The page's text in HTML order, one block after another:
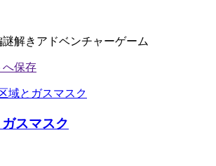
解きアドベンチャーゲーム
スマスク